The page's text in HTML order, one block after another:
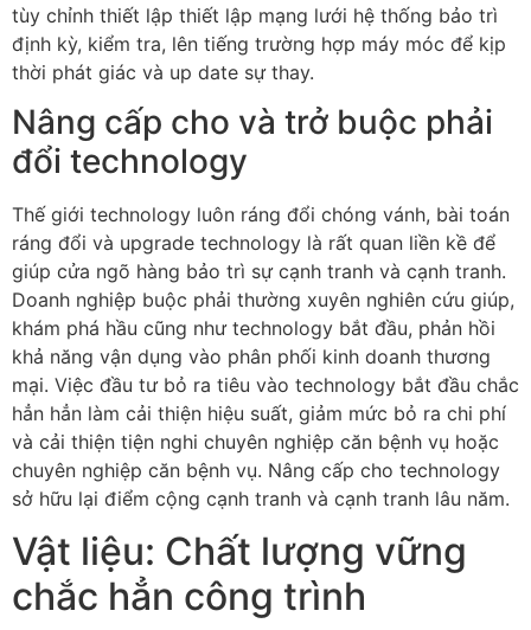
tùy chỉnh thiết lập thiết lập mạng lưới hệ thống bảo trì
định kỳ, kiểm tra, lên tiếng trường hợp máy móc để kịp
thời phát giác và up date sự thay.
Nâng cấp cho và trở buộc phải
đổi technology
Thế giới technology luôn ráng đổi chóng vánh, bài toán
ráng đổi và upgrade technology là rất quan liền kề để
giúp cửa ngõ hàng bảo trì sự cạnh tranh và cạnh tranh.
Doanh nghiệp buộc phải thường xuyên nghiên cứu giúp,
khám phá hầu cũng như technology bắt đầu, phản hồi
khả năng vận dụng vào phân phối kinh doanh thương
mại. Việc đầu tư bỏ ra tiêu vào technology bắt đầu chắc
hẳn hẳn làm cải thiện hiệu suất, giảm mức bỏ ra chi phí
và cải thiện tiện nghi chuyên nghiệp căn bệnh vụ hoặc
chuyên nghiệp căn bệnh vụ. Nâng cấp cho technology
sở hữu lại điểm cộng cạnh tranh và cạnh tranh lâu năm.
Vật liệu: Chất lượng vững
chắc hẳn công trình